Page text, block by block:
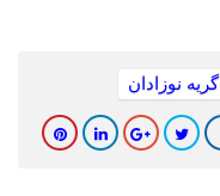
گریه نوزادان